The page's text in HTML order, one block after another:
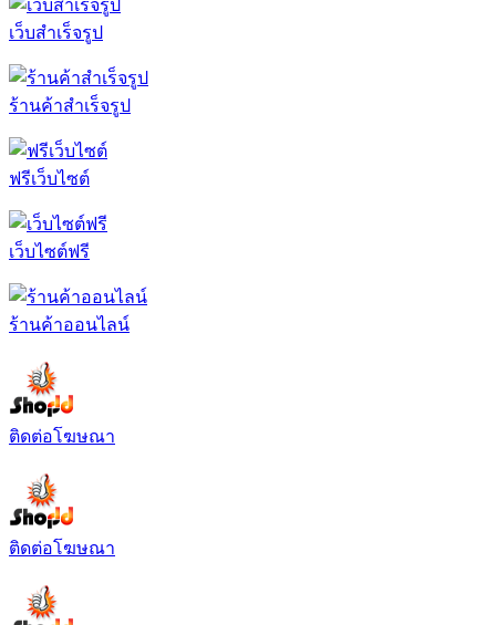
เว็บสำเร็จรูป
ร้านค้าสำเร็จรูป
ฟรีเว็บไซต์
เว็บไซต์ฟรี
ร้านค้าออนไลน์
ติดต่อโฆษณา
ติดต่อโฆษณา